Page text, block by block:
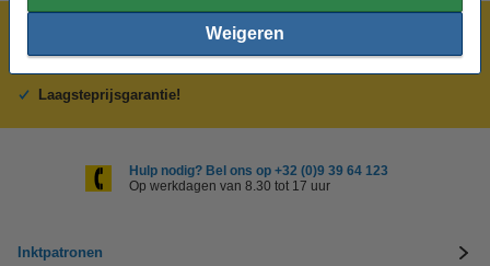
Weigeren
Meer dan 5 miljoen klanten!
Voor 22.00 uur besteld, morgen in huis!
Laagsteprijsgarantie!
Hulp nodig? Bel ons op +32 (0)9 39 64 123
Op werkdagen van 8.30 tot 17 uur
Inktpatronen